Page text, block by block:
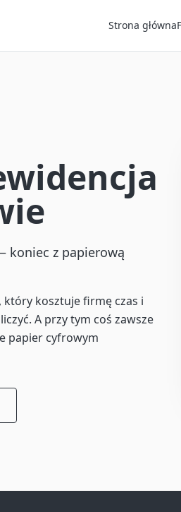
Strona główna
koniec z papierową
kosztuje firmę czas i
A przy tym coś zawsze
papier cyfrowym